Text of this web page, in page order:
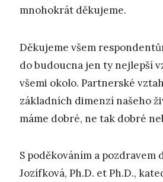
mnohokrát děkujeme.
Děkujeme všem
do budoucna jen ty nejlepší
všemi okolo. Partnerské
základních dimenzí našeho
máme dobré, ne tak dobré
S poděkováním a pozdravem
Jozífková, Ph.D. et Ph.D.,